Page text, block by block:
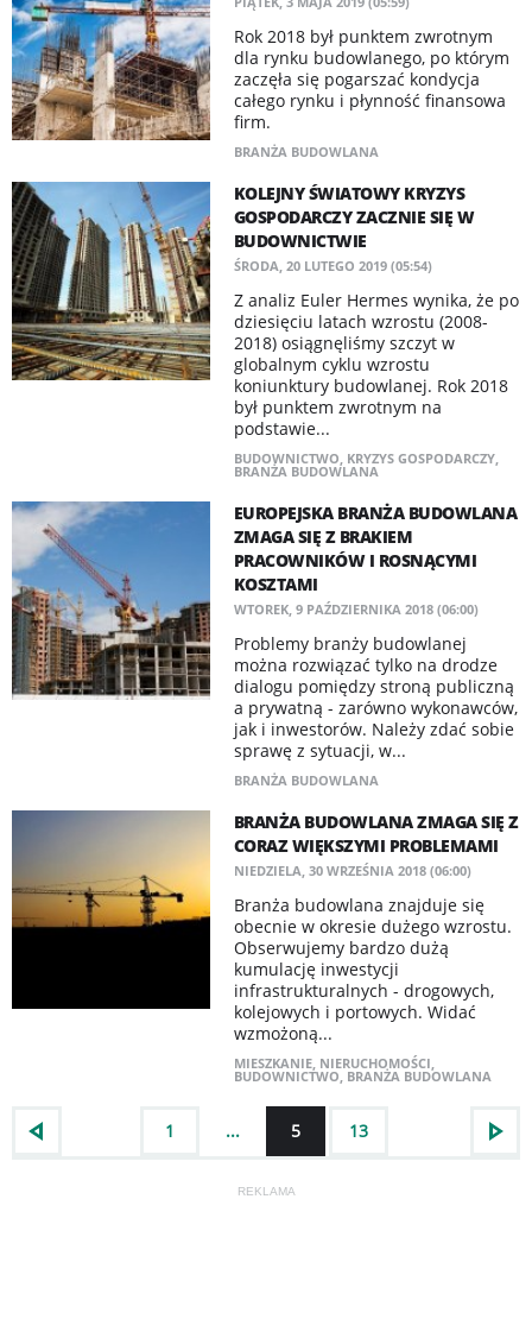
Rok 2018 był punktem zwrotnym
dla rynku budowlanego, po którym
zaczęła się pogarszać kondycja
całego rynku i płynność finansowa
firm.
BRANŻA BUDOWLANA
KOLEJNY ŚWIATOWY KRYZYS
GOSPODARCZY ZACZNIE SIĘ W
BUDOWNICTWIE
ŚRODA, 20 LUTEGO 2019 (05:54)
Z analiz Euler Hermes wynika, że po
dziesięciu latach wzrostu (2008-
2018) osiągnęliśmy szczyt w
globalnym cyklu wzrostu
koniunktury budowlanej. Rok 2018
był punktem zwrotnym na
podstawie...
BUDOWNICTWO, KRYZYS GOSPODARCZY,
BRANŻA BUDOWLANA
EUROPEJSKA BRANŻA BUDOWLANA
ZMAGA SIĘ Z BRAKIEM
PRACOWNIKÓW I ROSNĄCYMI
KOSZTAMI
WTOREK, 9 PAŹDZIERNIKA 2018 (06:00)
Problemy branży budowlanej
można rozwiązać tylko na drodze
dialogu pomiędzy stroną publiczną
a prywatną - zarówno wykonawców,
jak i inwestorów. Należy zdać sobie
sprawę z sytuacji, w...
BRANŻA BUDOWLANA
BRANŻA BUDOWLANA ZMAGA SIĘ Z
CORAZ WIĘKSZYMI PROBLEMAMI
NIEDZIELA, 30 WRZEŚNIA 2018 (06:00)
Branża budowlana znajduje się
obecnie w okresie dużego wzrostu.
Obserwujemy bardzo dużą
kumulację inwestycji
infrastrukturalnych - drogowych,
kolejowych i portowych. Widać
wzmożoną...
MIESZKANIE, NIERUCHOMOŚCI,
BUDOWNICTWO, BRANŻA BUDOWLANA
1 ... 5 13
REKLAMA